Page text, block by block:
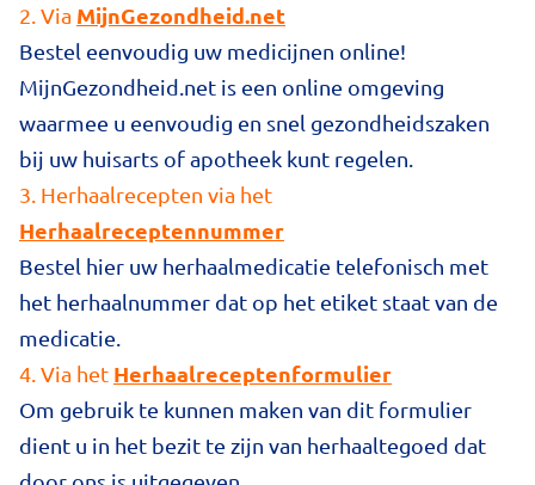
2. Via MijnGezondheid.net
Bestel eenvoudig uw medicijnen online!
MijnGezondheid.net is een online omgeving
waarmee u eenvoudig en snel gezondheidszaken
bij uw huisarts of apotheek kunt regelen.
3. Herhaalrecepten via het
Herhaalreceptennummer
Bestel hier uw herhaalmedicatie telefonisch met
het herhaalnummer dat op het etiket staat van de
medicatie.
4. Via het Herhaalreceptenformulier
Om gebruik te kunnen maken van dit formulier
dient u in het bezit te zijn van herhaaltegoed dat